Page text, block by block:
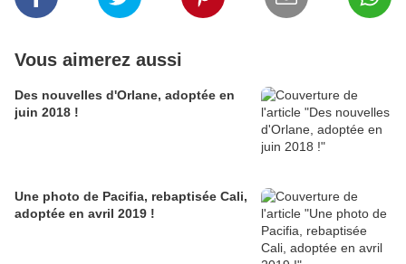
Vous aimerez aussi
Des nouvelles d'Orlane, adoptée en
juin 2018 !
Une photo de Pacifia, rebaptisée Cali,
adoptée en avril 2019 !